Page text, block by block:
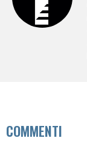
COMMENTI